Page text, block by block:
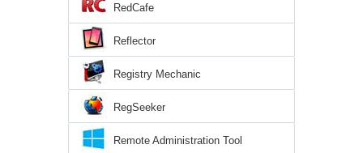
RedCafe
Reflector
Registry Mechanic
RegSeeker
Remote Administration Tool